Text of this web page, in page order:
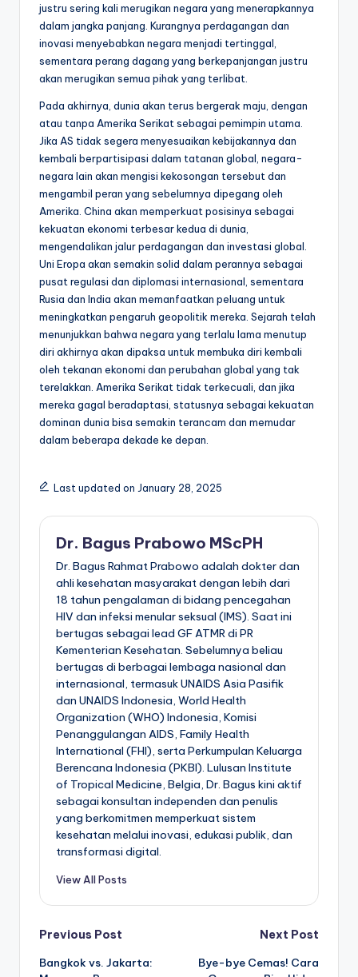
justru sering kali merugikan negara yang menerapkannya
dalam jangka panjang. Kurangnya perdagangan dan
inovasi menyebabkan negara menjadi tertinggal,
sementara perang dagang yang berkepanjangan justru
akan merugikan semua pihak yang terlibat.
Pada akhirnya, dunia akan terus bergerak maju, dengan
atau tanpa Amerika Serikat sebagai pemimpin utama.
Jika AS tidak segera menyesuaikan kebijakannya dan
kembali berpartisipasi dalam tatanan global, negara-
negara lain akan mengisi kekosongan tersebut dan
mengambil peran yang sebelumnya dipegang oleh
Amerika. China akan memperkuat posisinya sebagai
kekuatan ekonomi terbesar kedua di dunia,
mengendalikan jalur perdagangan dan investasi global.
Uni Eropa akan semakin solid dalam perannya sebagai
pusat regulasi dan diplomasi internasional, sementara
Rusia dan India akan memanfaatkan peluang untuk
meningkatkan pengaruh geopolitik mereka. Sejarah telah
menunjukkan bahwa negara yang terlalu lama menutup
diri akhirnya akan dipaksa untuk membuka diri kembali
oleh tekanan ekonomi dan perubahan global yang tak
terelakkan. Amerika Serikat tidak terkecuali, dan jika
mereka gagal beradaptasi, statusnya sebagai kekuatan
dominan dunia bisa semakin terancam dan memudar
dalam beberapa dekade ke depan.
Last updated on January 28, 2025
Dr. Bagus Prabowo MScPH
Dr. Bagus Rahmat Prabowo adalah dokter dan
ahli kesehatan masyarakat dengan lebih dari
18 tahun pengalaman di bidang pencegahan
HIV dan infeksi menular seksual (IMS). Saat ini
bertugas sebagai lead GF ATMR di PR
Kementerian Kesehatan. Sebelumnya beliau
bertugas di berbagai lembaga nasional dan
internasional, termasuk UNAIDS Asia Pasifik
dan UNAIDS Indonesia, World Health
Organization (WHO) Indonesia, Komisi
Penanggulangan AIDS, Family Health
International (FHI), serta Perkumpulan Keluarga
Berencana Indonesia (PKBI). Lulusan Institute
of Tropical Medicine, Belgia, Dr. Bagus kini aktif
sebagai konsultan independen dan penulis
yang berkomitmen memperkuat sistem
kesehatan melalui inovasi, edukasi publik, dan
transformasi digital.
View All Posts
Post
Previous Post
Bangkok vs. Jakarta:
Next Post
Bye-bye Cemas! Cara